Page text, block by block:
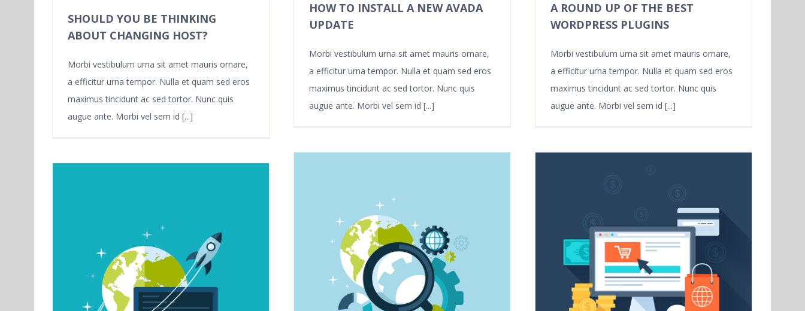
HOW TO INSTALL A NEW AVADA
UPDATE
Morbi vestibulum urna sit amet mauris ornare,
a efficitur urna tempor. Nulla et quam sed eros
maximus tincidunt ac sed tortor. Nunc quis
augue ante. Morbi vel sem id [...]
A ROUND UP OF THE BEST
WORDPRESS PLUGINS
Morbi vestibulum urna sit amet mauris ornare,
a efficitur urna tempor. Nulla et quam sed eros
maximus tincidunt ac sed tortor. Nunc quis
augue ante. Morbi vel sem id [...]
SHOULD YOU BE THINKING
ABOUT CHANGING HOST?
Morbi vestibulum urna sit amet mauris ornare,
a efficitur urna tempor. Nulla et quam sed eros
maximus tincidunt ac sed tortor. Nunc quis
augue ante. Morbi vel sem id [...]